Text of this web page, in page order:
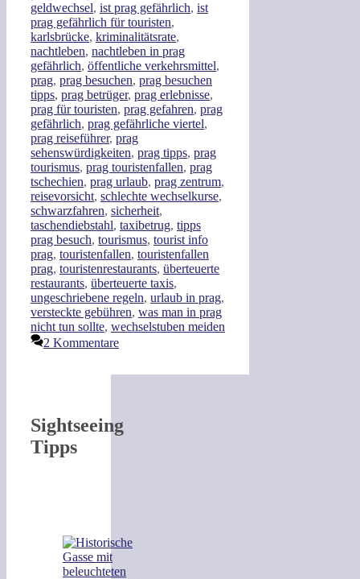
geldwechsel, ist prag gefährlich, ist
prag gefährlich für touristen,
karlsbrücke, kriminalitätsrate,
nachtleben, nachtleben in prag
gefährlich, öffentliche verkehrsmittel,
prag, prag besuchen, prag besuchen
tipps, prag betrüger, prag erlebnisse,
prag für touristen, prag gefahren, prag
gefährlich, prag gefährliche viertel,
prag reiseführer, prag
sehenswürdigkeiten, prag tipps, prag
tourismus, prag touristenfallen, prag
tschechien, prag urlaub, prag zentrum,
reisevorsicht, schlechte wechselkurse,
schwarzfahren, sicherheit,
taschendiebstahl, taxibetrug, tipps
prag besuch, tourismus, tourist info
prag, touristenfallen, touristenfallen
prag, touristenrestaurants, überteuerte
restaurants, überteuerte taxis,
ungeschriebene regeln, urlaub in prag,
versteckte gebühren, was man in prag
nicht tun sollte, wechselstuben meiden
2 Kommentare
Sightseeing
Tipps